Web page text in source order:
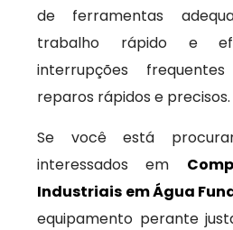
de ferramentas
trabalho rápido e
interrupções
reparos rápidos e precisos.
Se você está
interessados em
Industriais em Água
equipamento perante